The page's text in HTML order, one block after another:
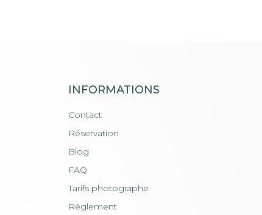
INFORMATIONS
Contact
Réservation
Blog
FAQ
Tarifs photographe
Règlement